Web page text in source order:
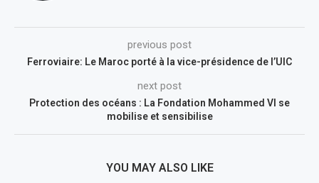
previous post
Ferroviaire: Le Maroc porté à la vice-présidence de l’UIC
next post
Protection des océans : La Fondation Mohammed VI se
mobilise et sensibilise
YOU MAY ALSO LIKE